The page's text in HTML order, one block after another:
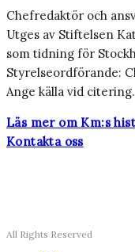
Chefredaktör och
Utges av Stiftelsen
som tidning för
Styrelseordförande:
Ange källa vid citering.
Läs mer om Km:s
Kontakta oss
All Rights Reserved